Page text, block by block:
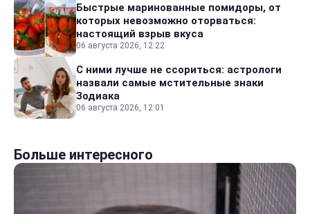
Быстрые маринованные помидоры, от
которых невозможно оторваться:
настоящий взрыв вкуса
06 августа 2026, 12:22
С ними лучше не ссориться: астрологи
назвали самые мстительные знаки
Зодиака
06 августа 2026, 12:01
Больше интересного